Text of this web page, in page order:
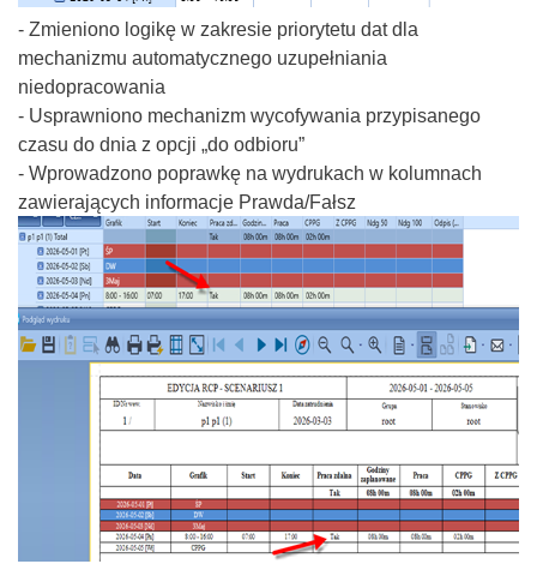
- Zmieniono logikę w zakresie priorytetu dat dla
mechanizmu automatycznego uzupełniania
niedopracowania
- Usprawniono mechanizm wycofywania przypisanego
czasu do dnia z opcji „do odbioru”
- Wprowadzono poprawkę na wydrukach w kolumnach
zawierających informacje Prawda/Fałsz